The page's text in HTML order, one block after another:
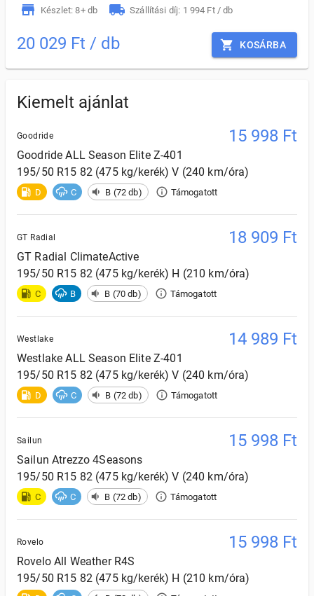
Készlet: 8+ db Szállítási díj: 1 994 Ft / db
20 029 Ft / db KOSÁRBA
Kiemelt ajánlat
Goodride 15 998 Ft
Goodride ALL Season Elite Z-401
195/50 R15 82 (475 kg/kerék) V (240 km/óra)
D C B (72 db) Támogatott
GT Radial 18 909 Ft
GT Radial ClimateActive
195/50 R15 82 (475 kg/kerék) H (210 km/óra)
C B B (70 db) Támogatott
Westlake 14 989 Ft
Westlake ALL Season Elite Z-401
195/50 R15 82 (475 kg/kerék) V (240 km/óra)
D C B (72 db) Támogatott
Sailun 15 998 Ft
Sailun Atrezzo 4Seasons
195/50 R15 82 (475 kg/kerék) V (240 km/óra)
C C B (72 db) Támogatott
Rovelo 15 998 Ft
Rovelo All Weather R4S
195/50 R15 82 (475 kg/kerék) H (210 km/óra)